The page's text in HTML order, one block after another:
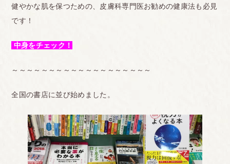
健やかな肌を保つための、皮膚科専門医お勧めの健康法も必見
です！
中身をチェック！
～～～～～～～～～～～～～～～～～～～
全国の書店に並び始めました。